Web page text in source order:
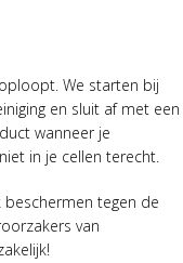
We starten bij
en sluit af met een
wanneer je
in je cellen terecht.
beschermen tegen de
van